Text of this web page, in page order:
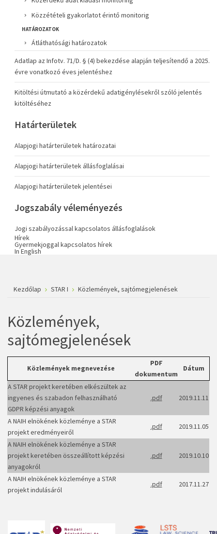
Közzétételi gyakorlatot érintő monitorig
HATÁROZATOK
Átláthatósági határozatok
Adatlap az Infotv. 71/D. § (4) bekezdése alapján teljesítendő a 2025.
évre vonatkozó éves jelentéshez
Kitöltési útmutató a közérdekű adatigénylésekről szóló jelentés
kitöltéséhez
Határterületek
Alapjogi határterületek határozatai
Alapjogi határterületek állásfoglalásai
Alapjogi határterületek jelentései
Jogszabály véleményezés
Jogi szabályozással kapcsolatos állásfoglalások
Hírek
Gyermekjoggal kapcsolatos hírek
In English
Kezdőlap STAR I Közlemények, sajtómegjelenések
Közlemények,
sajtómegjelenések
Közlemények megnevezése
PDF
dokumentum
Dátum
A STAR projekt keretében elkészültek az
ingyenes és szabadon felhasználható
GDPR képzési anyagok
.pdf 2019.11.11
A NAIH elnökének közleménye a STAR
projekt eredményeiről
.pdf 2019.11.05
A NAIH elnökének közleménye a STAR
projekt keretében összeállított képzési
anyagokról
.pdf 2019.10.10
A NAIH elnökének közleménye a STAR
projekt indulásáról
.pdf 2017.11.27